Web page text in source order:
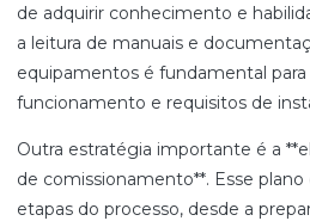
de adquirir conhecimento e
a leitura de manuais e
equipamentos é fundamental
funcionamento e requisitos de
Outra estratégia importante é a
de comissionamento**. Esse
etapas do processo, desde a